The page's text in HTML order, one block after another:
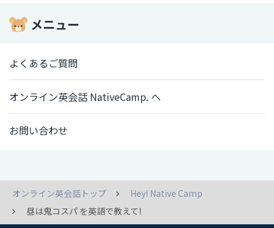
メニュー
よくあるご質問
オンライン英会話 NativeCamp. へ
お問い合わせ
オンライン英会話トップ
Hey! Native Camp
昼は鬼コスパ を英語で教えて!